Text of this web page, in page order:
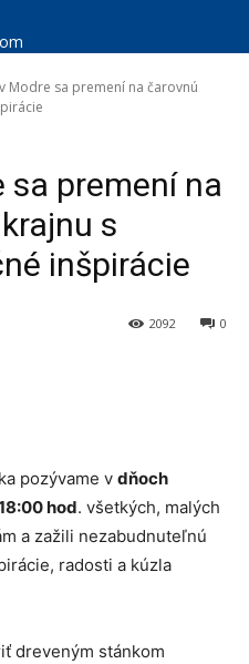
Modre sa premení na čarovnú
sa premení na
s
inšpirácie
0
2092
pozývame v dňoch
hod. všetkých, malých
a zažili nezabudnuteľnú
radosti a kúzla
dreveným stánkom